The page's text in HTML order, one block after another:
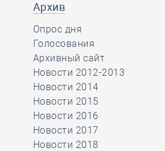
Архив
Опрос дня
Голосования
Архивный сайт
Новости 2012-2013
Новости 2014
Новости 2015
Новости 2016
Новости 2017
Новости 2018